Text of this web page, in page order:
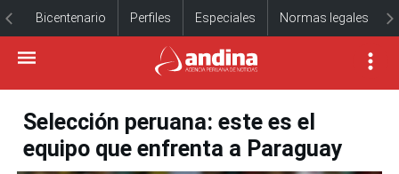
Bicentenario Perfiles Especiales Normas legales
Selección peruana: este es el
equipo que enfrenta a Paraguay